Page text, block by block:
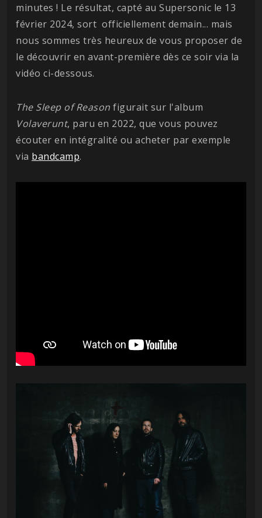
minutes ! Le résultat, capté au Supersonic le 13
février 2024, sort officiellement demain... mais
nous sommes très heureux de vous proposer de
le découvrir en avant-première dès ce soir via la
vidéo ci-dessous.
The Sleep of Reason figurait sur l'album
Volaverunt, paru en 2022, que vous pouvez
écouter en intégralité ou acheter par exemple
via bandcamp.